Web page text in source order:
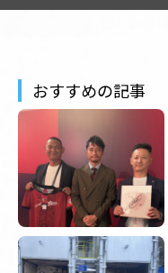
おすすめの記事